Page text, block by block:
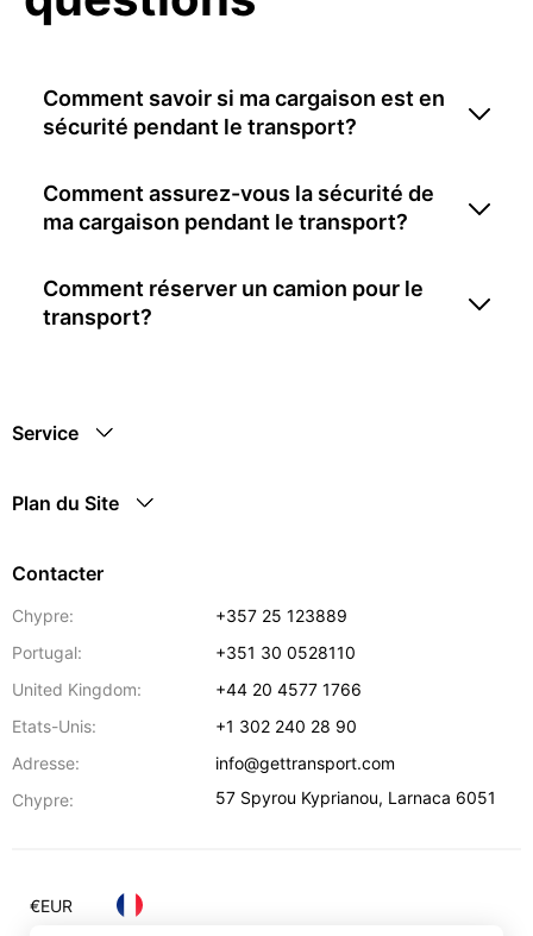
Comment savoir si ma cargaison est en
sécurité pendant le transport?
Comment assurez-vous la sécurité de
ma cargaison pendant le transport?
Comment réserver un camion pour le
transport?
Service
Plan du Site
Contacter
Chypre:
+357 25 123889
Portugal:
+351 30 0528110
United Kingdom:
+44 20 4577 1766
Etats-Unis:
+1 302 240 28 90
Adresse:
info@gettransport.com
Chypre:
57 Spyrou Kyprianou, Larnaca 6051
€EUR